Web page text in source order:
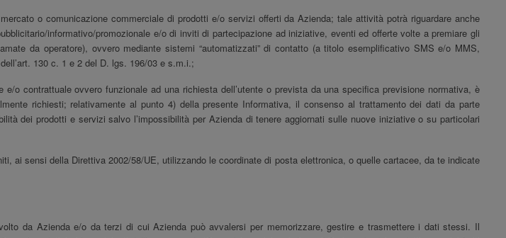
o comunicazione commerciale di prodotti e/o servizi offerti daAzienda; tale attività potrà riguardare anche
informativo/promozionale e/o di inviti di partecipazione ad iniziative, eventi ed offerte volte a premiare gli
da operatore), ovvero mediante sistemi “automatizzati” di contatto (a titolo esemplificativo SMS e/o MMS,
130 c. 1 e 2 del D. lgs. 196/03 e s.m.i.;
contrattuale ovvero funzionale ad una richiesta dell’utente o prevista da una specifica previsione normativa, è
richiesti; relativamente al punto 4) della presente Informativa, il consenso al trattamento dei dati da parte
dei prodotti e servizi salvo l’impossibilità per Azienda di tenere aggiornati sulle nuove iniziative o su particolari
ai sensi della Direttiva 2002/58/UE, utilizzando le coordinate di posta elettronica, o quelle cartacee, da te indicate
da Aziendae/o da terzi di cuiAzienda può avvalersi per memorizzare, gestire e trasmettere i dati stessi. Il